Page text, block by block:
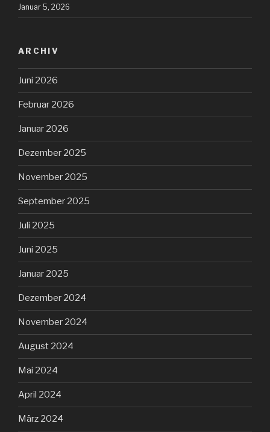
Januar 5, 2026
ARCHIV
Juni 2026
Februar 2026
Januar 2026
Dezember 2025
November 2025
September 2025
Juli 2025
Juni 2025
Januar 2025
Dezember 2024
November 2024
August 2024
Mai 2024
April 2024
März 2024